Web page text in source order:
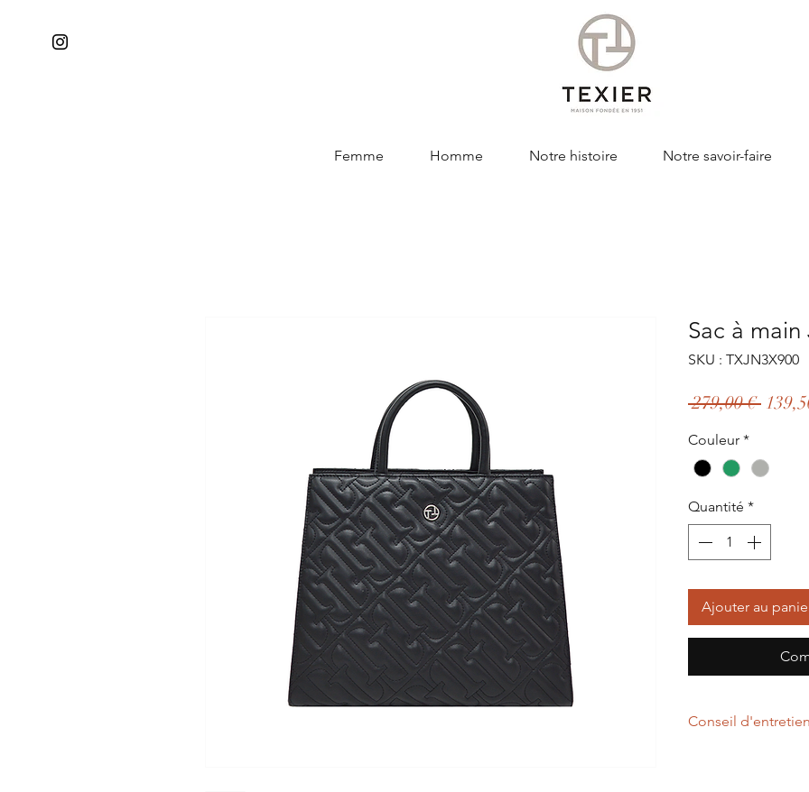
Femme Homme Notre histoire Notre savoir-faire
Sac à
SKU : TXJN3X900
279,00 € Prix
Couleur *
Quantité *
Ajouter au
Conseil d'entretien